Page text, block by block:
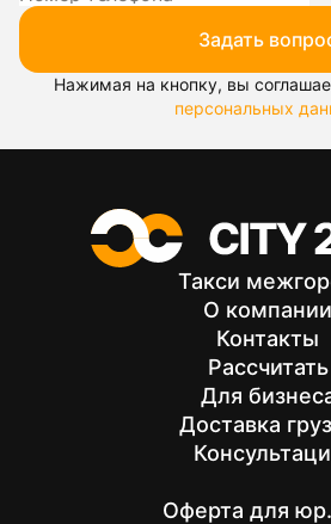
Задать
Нажимая на кнопку, вы
персональных
Такси
О компании
Контакты
Рассчитать
Для
Доставка
Оферта для